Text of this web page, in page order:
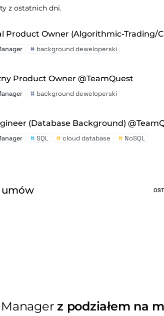
z ostatnich dni.
Product Owner (Algorithmic-Trading/
# background deweloperski
Product Owner @TeamQuest
# background deweloperski
(Database Background)
# SQL # cloud database # NoSQL
umów
z podziałem na